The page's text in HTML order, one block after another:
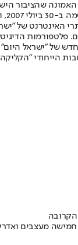
שהציבור
פלטפורמות
החדש של
הייחודי
מעצבים